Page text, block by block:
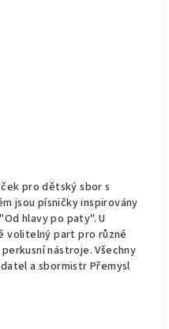
pro dětský sbor s
jsou písničky inspirovány
hlavy po paty". U
volitelný part pro různé
nástroje. Všechny
a sbormistr Přemysl